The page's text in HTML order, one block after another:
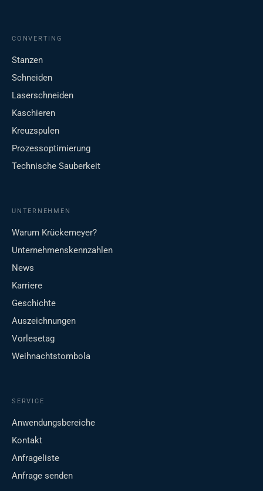
CONVERTING
Stanzen
Schneiden
Laserschneiden
Kaschieren
Kreuzspulen
Prozessoptimierung
Technische Sauberkeit
UNTERNEHMEN
Warum Krückemeyer?
Unternehmenskennzahlen
News
Karriere
Geschichte
Auszeichnungen
Vorlesetag
Weihnachtstombola
SERVICE
Anwendungsbereiche
Kontakt
Anfrageliste
Anfrage senden